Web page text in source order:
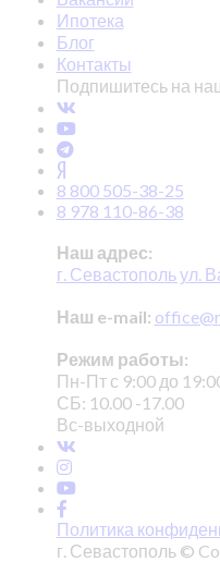
Ипотека
Блог
Контакты
Подпишитесь на
8 800 505-38-25
8 978 110-86-38
Наш адрес:
г. Севастополь ул.
Наш e-mail:
Режим работы:
Пн-Пт с 9:00 до
СБ: 10.00 -17.00
Вс-выходной
Политика
г. Севастополь ©